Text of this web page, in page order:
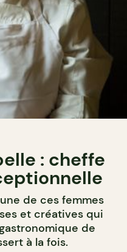
: cheffe
de ces femmes
et créatives qui
de
à la fois.